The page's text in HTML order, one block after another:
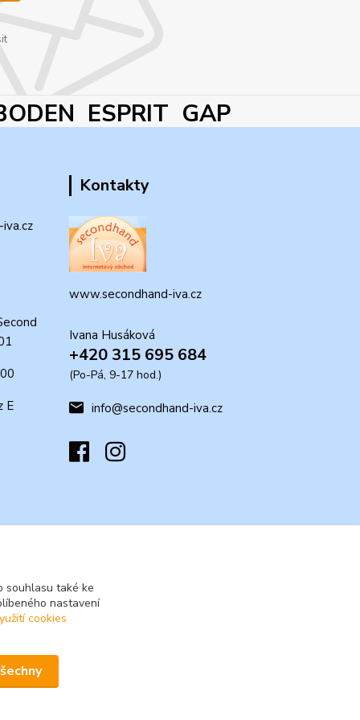
ESPRIT GAP
E
Kontakty
www.secondhand-iva.cz
Ivana Husáková
+420 315 695 684
(Po-Pá, 9-17 hod.)
info@secondhand-iva.cz
souhlasu také ke
nastavení
cookies